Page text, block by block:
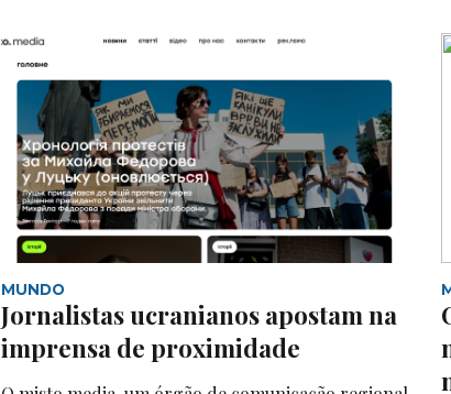
MUNDO
Jornalistas ucranianos apostam na
imprensa de proximidade